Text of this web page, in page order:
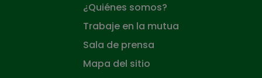
¿Quiénes somos?
Trabaje en la mutua
Sala de prensa
Mapa del sitio